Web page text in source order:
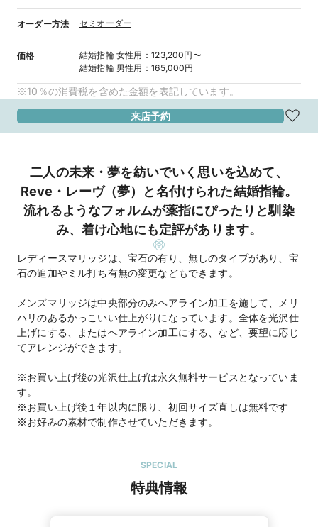
オーダー方法 セミオーダー
価格 結婚指輪 女性用 ：123,200円〜
結婚指輪 男性用 ：165,000円
※10％の消費税を含めた金額を表記しています。
来店予約
二人の未来・夢を紡いでいく思いを込めて、
Reve・レーヴ（夢）と名付けられた結婚指輪。
流れるようなフォルムが薬指にぴったりと馴染
み、着け心地にも定評があります。
レディースマリッジは、宝石の有り、無しのタイプがあり、宝
石の追加やミル打ち有無の変更などもできます。
メンズマリッジは中央部分のみヘアライン加工を施して、メリ
ハリのあるかっこいい仕上がりになっています。全体を光沢仕
上げにする、またはヘアライン加工にする、など、要望に応じ
てアレンジができます。
※お買い上げ後の光沢仕上げは永久無料サービスとなっていま
す。
※お買い上げ後１年以内に限り、初回サイズ直しは無料です
※お好みの素材で制作させていただきます。
SPECIAL
特典情報